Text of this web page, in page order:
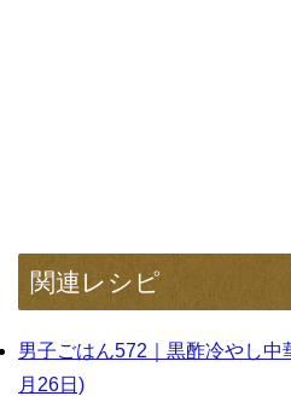
関連レシピ
男子ごはん572｜黒酢冷やし
月26日)